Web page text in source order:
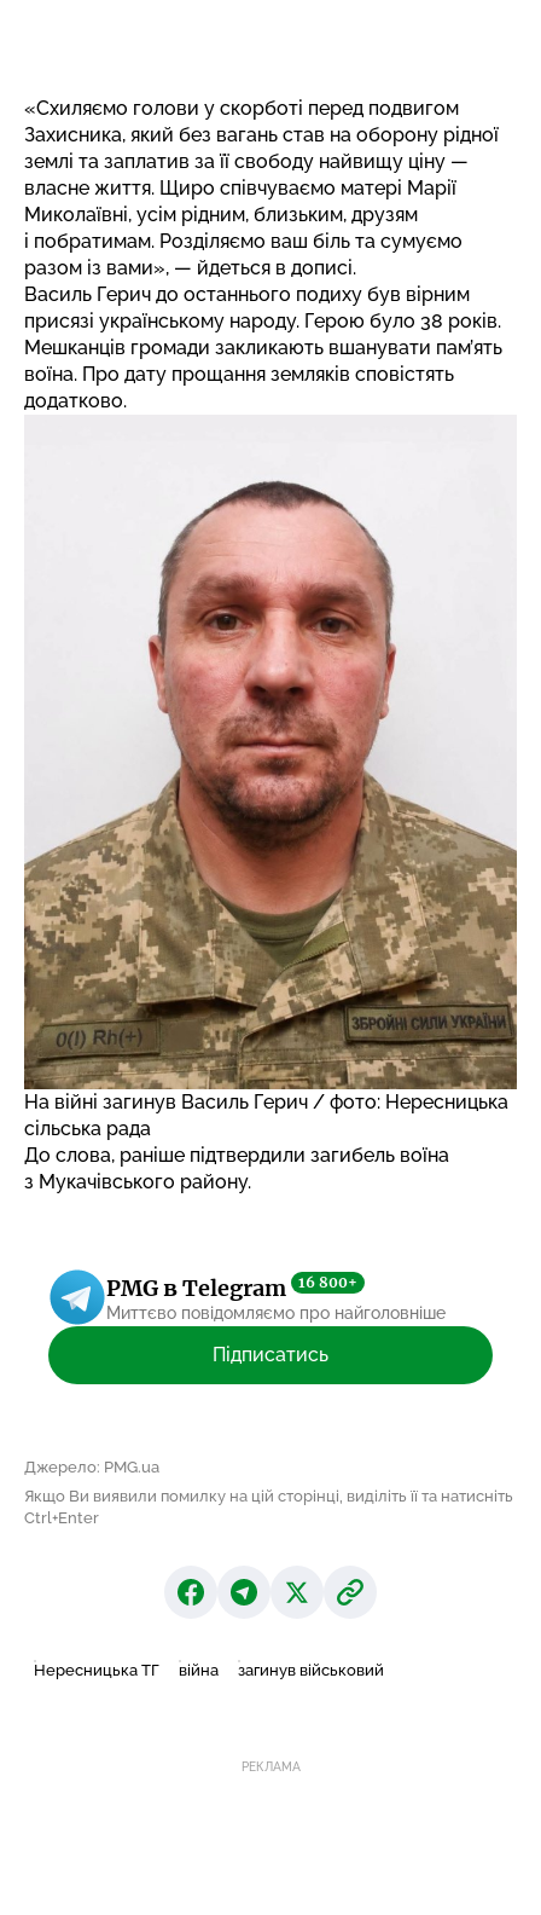
«Схиляємо голови у скорботі перед подвигом
Захисника, який без вагань став на оборону рідної
землі та заплатив за її свободу найвищу ціну —
власне життя. Щиро співчуваємо матері Марії
Миколаївні, усім рідним, близьким, друзям
і побратимам. Розділяємо ваш біль та сумуємо
разом із вами», — йдеться в дописі.
Василь Герич до останнього подиху був вірним
присязі українському народу. Герою було 38 років.
Мешканців громади закликають вшанувати пам’ять
воїна. Про дату прощання земляків сповістять
додатково.
На війні загинув Василь Герич / фото: Нересницька
сільська рада
До слова, раніше підтвердили загибель воїна
з Мукачівського району.
PMG в Telegram 16 800+
Миттєво повідомляємо про найголовніше
Підписатись
Джерело: PMG.ua
Якщо Ви виявили помилку на цій сторінці, виділіть її та натисніть
Ctrl+Enter
Нересницька ТГ війна загинув військовий
РЕКЛАМА